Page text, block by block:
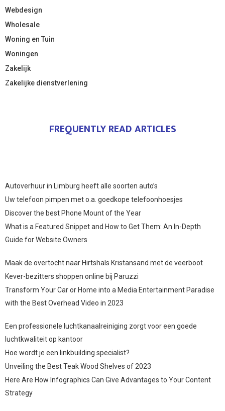
Webdesign
Wholesale
Woning en Tuin
Woningen
Zakelijk
Zakelijke dienstverlening
FREQUENTLY READ ARTICLES
Autoverhuur in Limburg heeft alle soorten auto’s
Uw telefoon pimpen met o.a. goedkope telefoonhoesjes
Discover the best Phone Mount of the Year
What is a Featured Snippet and How to Get Them: An In-Depth
Guide for Website Owners
Maak de overtocht naar Hirtshals Kristansand met de veerboot
Kever-bezitters shoppen online bij Paruzzi
Transform Your Car or Home into a Media Entertainment Paradise
with the Best Overhead Video in 2023
Een professionele luchtkanaalreiniging zorgt voor een goede
luchtkwaliteit op kantoor
Hoe wordt je een linkbuilding specialist?
Unveiling the Best Teak Wood Shelves of 2023
Here Are How Infographics Can Give Advantages to Your Content
Strategy